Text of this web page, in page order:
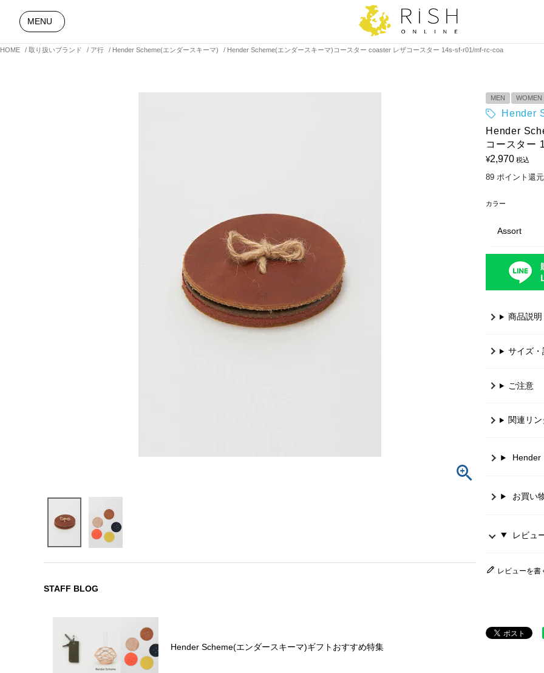
HOME 取り扱いブランド ア行 Hender Scheme(エンダースキーマ) Hender Scheme(エンダースキーマ)コースター coaster レザコースター 14s-sf-r01/mf-rc-coa
MENU
STAFF BLOG
Hender Scheme(エンダースキーマ)ギフトおすすめ特集
MEN WOMEN
Hender
Hender
コースター
¥2,970 税込
89 ポイント還元
カラー
Assort
商品説明
サイズ・
ご注意
関連リン
Hender
お買い
レビュ
レビューを書